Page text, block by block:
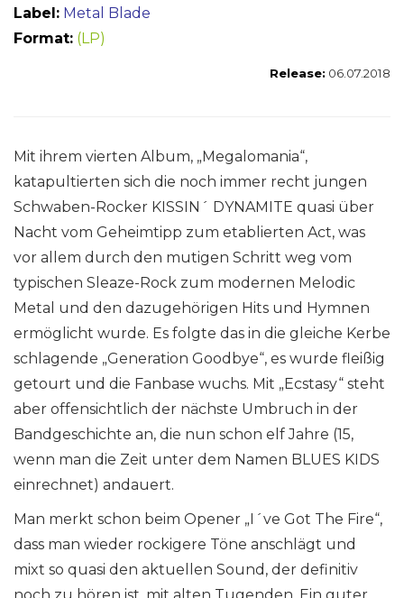
Label: Metal Blade
Format: (LP)
Release: 06.07.2018
Mit ihrem vierten Album, „Megalomania“,
katapultierten sich die noch immer recht jungen
Schwaben-Rocker KISSIN´ DYNAMITE quasi über
Nacht vom Geheimtipp zum etablierten Act, was
vor allem durch den mutigen Schritt weg vom
typischen Sleaze-Rock zum modernen Melodic
Metal und den dazugehörigen Hits und Hymnen
ermöglicht wurde. Es folgte das in die gleiche Kerbe
schlagende „Generation Goodbye“, es wurde fleißig
getourt und die Fanbase wuchs. Mit „Ecstasy“ steht
aber offensichtlich der nächste Umbruch in der
Bandgeschichte an, die nun schon elf Jahre (15,
wenn man die Zeit unter dem Namen BLUES KIDS
einrechnet) andauert.
Man merkt schon beim Opener „I´ve Got The Fire“,
dass man wieder rockigere Töne anschlägt und
mixt so quasi den aktuellen Sound, der definitiv